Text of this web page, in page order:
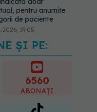
Brahiterapie
externă în
ginecologic. Dr.
Bogdan (SANADOR)
diferența și cum
tratamentul
22:49
ȘI PE:
6560
ABONAȚI